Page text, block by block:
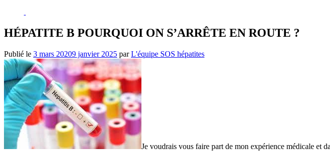
HÉPATITE B POURQUOI ON S’ARRÊTE EN ROUTE ?
Publié le 3 mars 20209 janvier 2025 parL'équipe SOS hépatites
Je voudrais vous faire part de mon expérience médicale et